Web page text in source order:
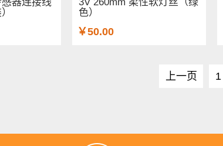
色）
￥50.00
上一页 1